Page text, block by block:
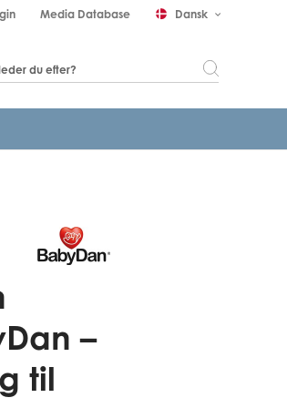
Media Database Dansk keyboard_arrow_down
–
til